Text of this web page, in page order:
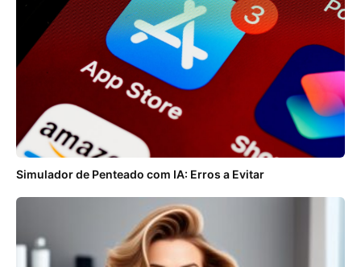
Simulador de Penteado com IA: Erros a Evitar